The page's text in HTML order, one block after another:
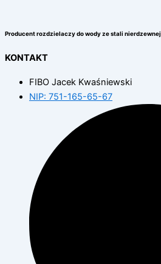
Producent rozdzielaczy do wody ze stali nierdzewnej
KONTAKT
FIBO Jacek Kwaśniewski
NIP: 751-165-65-67